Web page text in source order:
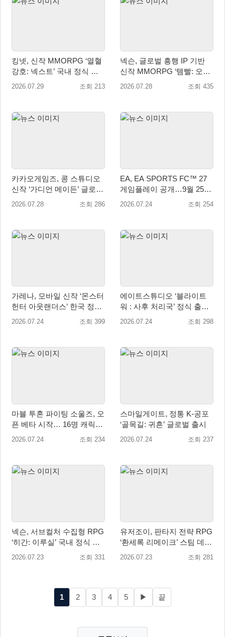
킹넷, 신작 MMORPG ‘열혈
강호: 넥스트’ 국내 정식 출
시
2026.07.29 조회 213
넥슨, 글로벌 흥행 IP 기반
신작 MMORPG ‘템빨: 오버
기어드’ 타이틀명 확정!
2026.07.28 조회 435
카카오게임즈, 콩 스튜디오
신작 ‘가디언 메이든’ 글로벌
퍼블리싱 계약
2026.07.28 조회 286
EA, EA SPORTS FC™ 27
게임플레이 공개…9월 25일
전 세계 출시
2026.07.24 조회 254
가레나, 모바일 신작 ‘몬스터
헌터 아웃랜더스’ 한국 정식
출시 확정… 사전예약 시작
2026.07.24 조회 399
에이트스튜디오 ‘블라이트
워 : 사후 처리국’ 정식 출
시… 사전예약자 50만 명 달
2026.07.24 조회 298
마블 투혼 파이팅 소울즈, 오
픈 베타 시작… 16명 캐릭터
공개
2026.07.24 조회 234
스마일게이트, 정통 K-공포
‘골목길: 귀흔’ 글로벌 출시
2026.07.24 조회 237
넥슨, 서브컬처 수집형 RPG
‘히간: 이루실’ 국내 정식 출
시
2026.07.23 조회 331
유저조이, 판타지 전략 RPG
‘환세록 리메이크’ 스팀 데모
무료 배포
2026.07.23 조회 281
1 2 3 4 5 ▶ 끝